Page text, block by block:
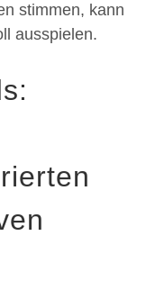
stimmen, kann
ausspielen.